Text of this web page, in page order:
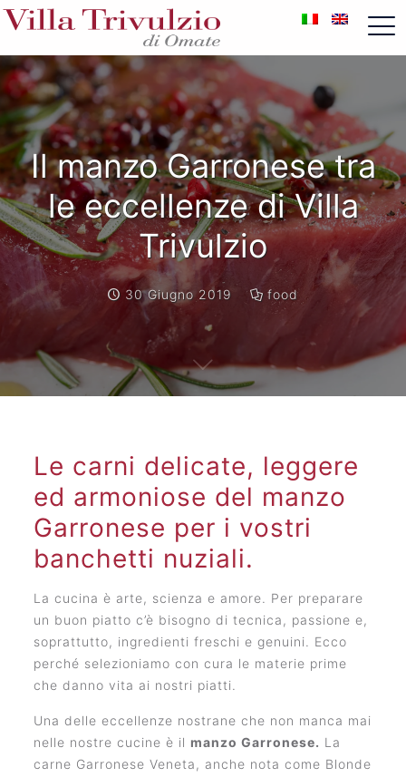
Il manzo Garronese tra
le eccellenze di Villa
Trivulzio
30 Giugno 2019 food
Le carni delicate, leggere
ed armoniose del manzo
Garronese per i vostri
banchetti nuziali.
La cucina è arte, scienza e amore. Per preparare
un buon piatto c’è bisogno di tecnica, passione e,
soprattutto, ingredienti freschi e genuini. Ecco
perché selezioniamo con cura le materie prime
che danno vita ai nostri piatti.
Una delle eccellenze nostrane che non manca mai
nelle nostre cucine è il manzo Garronese. La
carne Garronese Veneta, anche nota come Blonde